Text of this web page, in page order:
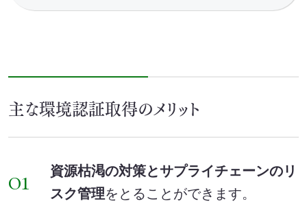
主な環境認証取得のメリット
01
資源枯渇の対策とサプライチェーンのリ
スク管理をとることができます。